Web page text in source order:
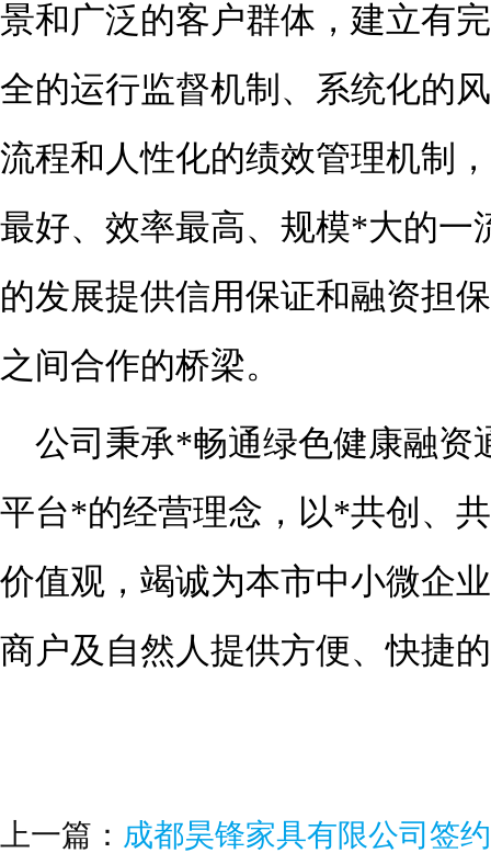
景和广泛的客户群体，建立有
全的运行监督机制、系统化的
流程和人性化的绩效管理机制
最好、效率最高、规模*大的一
的发展提供信用保证和融资担
之间合作的桥梁。
公司秉承*畅通绿色健康融资
平台*的经营理念，以*共创、
价值观 ， 竭诚为本市中小微企
商户及自然人提供方便、快捷
上一篇： 成都昊锋家具有限公司签约